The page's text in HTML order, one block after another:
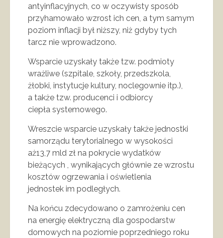
antyinflacyjnych, co w oczywisty sposób
przyhamowało wzrost ich cen, a tym samym
poziom inflacji był niższy, niż gdyby tych
tarcz nie wprowadzono.
Wsparcie uzyskały także tzw. podmioty
wrażliwe (szpitale, szkoły, przedszkola,
żłobki, instytucje kultury, noclegownie itp.),
a także tzw. producenci i odbiorcy
ciepła systemowego.
Wreszcie wsparcie uzyskały także jednostki
samorządu terytorialnego w wysokości
aż13,7 mld zł na pokrycie wydatków
bieżących , wynikających głównie ze wzrostu
kosztów ogrzewania i oświetlenia
jednostek im podległych.
Na końcu zdecydowano o zamrożeniu cen
na energię elektryczną dla gospodarstw
domowych na poziomie poprzedniego roku